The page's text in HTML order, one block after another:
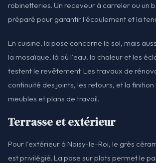
robinetteries. Un receveur à carreler ou un
préparé pour garantir l'écoulement et la
En cuisine, la pose concerne le sol, mais
la mosaïque, là où l'eau, la chaleur et les
testent le revêtement. Les travaux de
continuité des joints, les retours, et la
meubles et plans de travail.
Terrasse et extérieur
Pour l'extérieur à Noisy-le-Roi, le grès
est privilégié. La pose sur plots permet le